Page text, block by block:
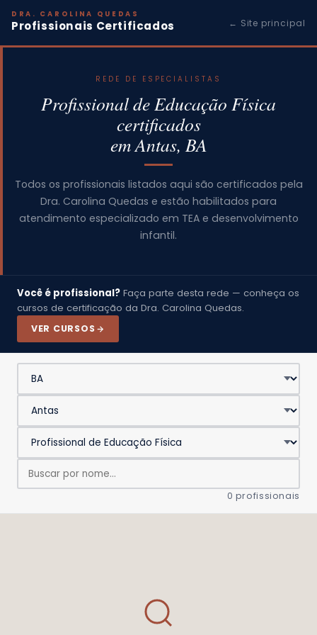
DRA. CAROLINA QUEDAS
Profissionais Certificados ← Site principal
REDE DE ESPECIALISTAS
Profissional de Educação Física
certificados
em Antas, BA
Todos os profissionais listados aqui são certificados pela
Dra. Carolina Quedas e estão habilitados para
atendimento especializado em TEA e desenvolvimento
infantil.
Você é profissional? Faça parte desta rede — conheça os
cursos de certificação da Dra. Carolina Quedas.
VER CURSOS
0 profissionais